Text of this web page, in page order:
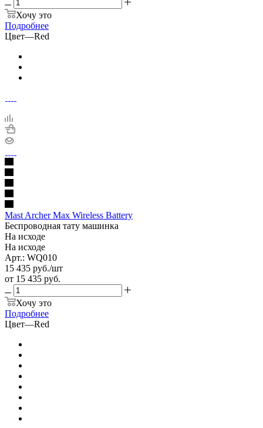
Хочу это
Подробнее
Цвет—Red
Mast Archer Max Wireless Battery
Беспроводная тату машинка
На исходе
На исходе
Арт.: WQ010
15 435 руб./шт
от 15 435 руб.
Хочу это
Подробнее
Цвет—Red